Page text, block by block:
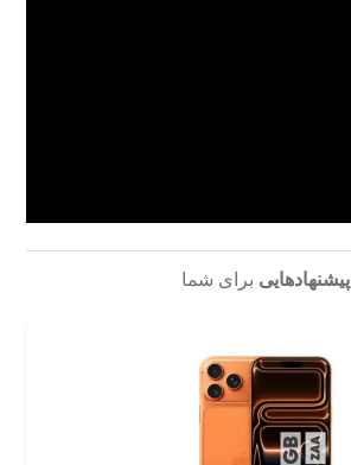
پیشنهادهایی برای شما